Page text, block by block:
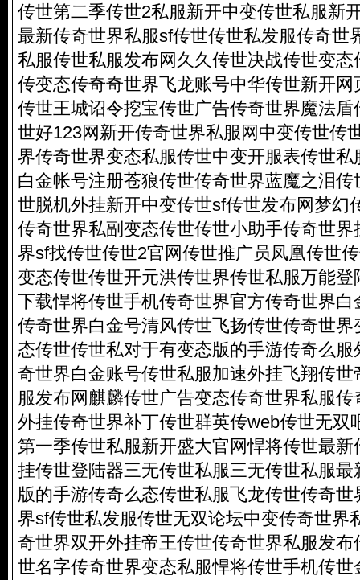
传世第二季传世2私服新开中变传世私服新
最新传奇世界私服sf传世传世私发服传奇世
私服传世私服发布网久久传世决战传世变
传变态传奇奇世界飞龙账号中华传世新开
传世王城诏令挖宝传世广告传奇世界魔法
世好123网新开传奇世界私服网中变传世传
界传奇世界变态私服传世中变开服表传世
白金帐号注册苍狼传世传奇世界蓝魔之泪
世脱机外挂新开中变传世sf传世发布网梦幻
传奇世界私副变态传世传世小助手传奇世
界sf找传世传世2官网传世推广员凤凰传世
变态传世传世开元洪传世界传世私服万能
下载悍将传世手机传奇世界官方传奇世界
传奇世界白金号清风传世飞扬传世传奇世
态传世传世私对于有变态版的手游传奇么
奇世界白金账号传世私服加速外挂飞翔传
服发布网麒麟传世广告变态传奇世界私服
外挂传奇世界补丁传世群英传web传世无双
第一季传世私服新开盛大官网悍将传世最
挂传世登陆器三无传世私服三无传世私服
版的手游传奇么态传世私服飞龙传世传奇
界sf传世私发服传世无双论坛中变传奇世界
奇世界双开外挂帝王传世传奇世界私服发
世名字传奇世界变态私服悍将传世手机传